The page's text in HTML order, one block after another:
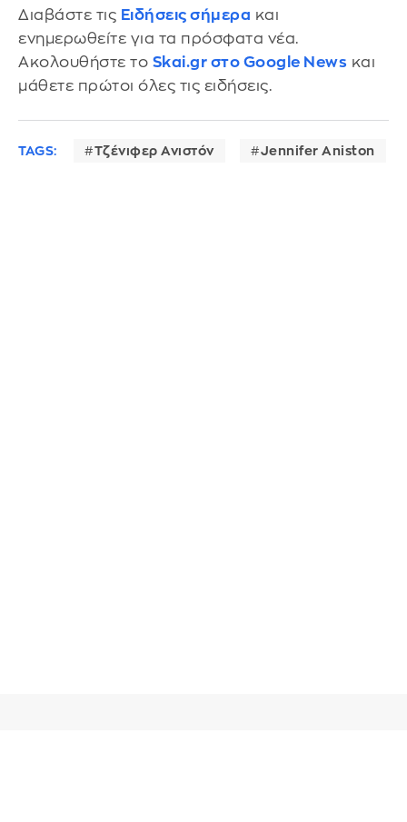
Διαβάστε τις Ειδήσεις σήμερα και
ενημερωθείτε για τα πρόσφατα νέα.
Ακολουθήστε το Skai.gr στο Google News και
μάθετε πρώτοι όλες τις ειδήσεις.
TAGS: Τζένιφερ Ανιστόν Jennifer Aniston